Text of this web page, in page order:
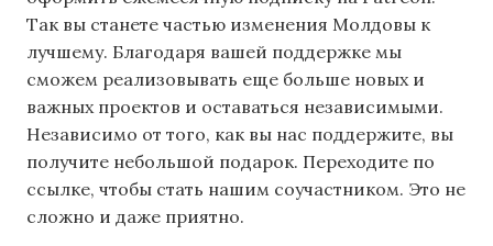
Так вы станете частью изменения Молдовы к
лучшему. Благодаря вашей поддержке мы
сможем реализовывать еще больше новых и
важных проектов и оставаться независимыми.
Независимо от того, как вы нас поддержите, вы
получите небольшой подарок. Переходите по
ссылке, чтобы стать нашим соучастником. Это не
сложно и даже приятно.